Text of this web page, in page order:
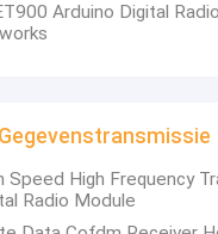
Arduino Digital
Speed High Frequency
Radio Module